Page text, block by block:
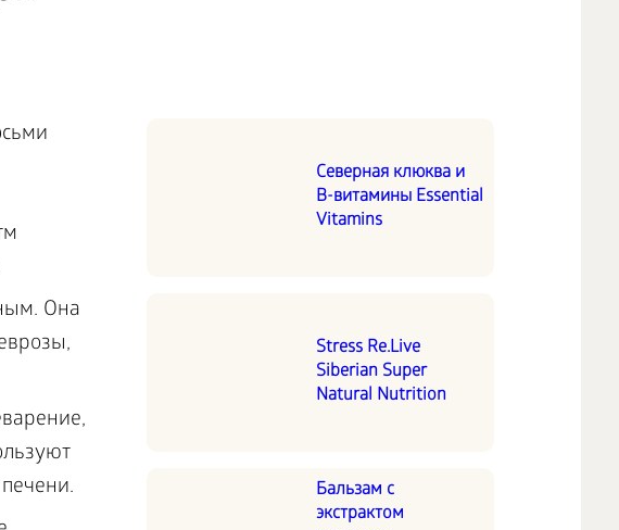
Северная клюква и
В-витамины Essential
Vitamins
Stress Re.Live
Siberian Super
Natural Nutrition
Бальзам с
экстрактом
Она